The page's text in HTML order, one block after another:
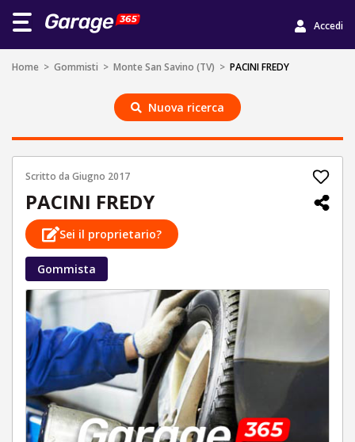
Accedi
Home > Gommisti > Monte San Savino (TV) > PACINI FREDY
Nuova ricerca
Scritto da Giugno 2017
PACINI FREDY
Sei il proprietario?
Gommista